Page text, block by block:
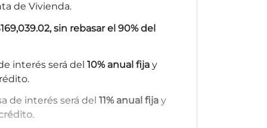
de Vivienda.
sin rebasar el 90% del
interés será del 10% anual fija y
de interés será del 11% anual fija y